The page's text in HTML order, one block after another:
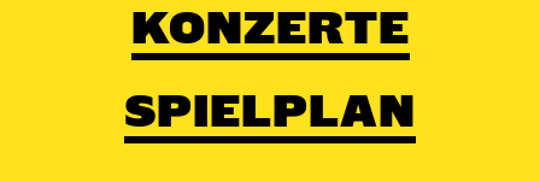
KONZERTE
SPIELPLAN